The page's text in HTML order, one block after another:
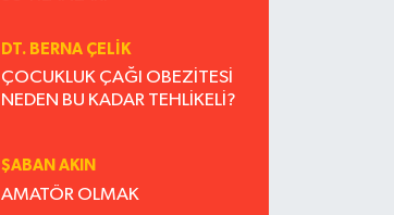
DT. BERNA ÇELIK
ÇOCUKLUK ÇAĞI OBEZİTESİ
NEDEN BU KADAR TEHLİKELİ?
ŞABAN AKIN
AMATÖR OLMAK